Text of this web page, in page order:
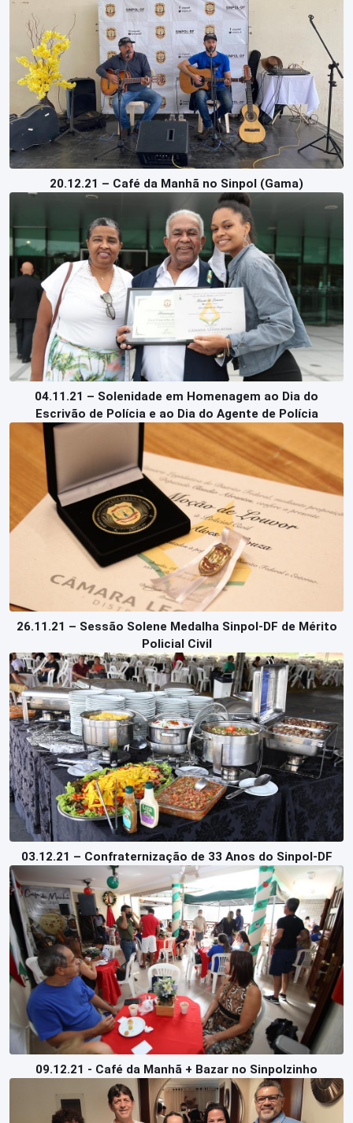
20.12.21 – Café da Manhã no Sinpol (Gama)
04.11.21 – Solenidade em Homenagem ao Dia do
Escrivão de Polícia e ao Dia do Agente de Polícia
26.11.21 – Sessão Solene Medalha Sinpol-DF de Mérito
Policial Civil
03.12.21 – Confraternização de 33 Anos do Sinpol-DF
09.12.21 - Café da Manhã + Bazar no Sinpolzinho